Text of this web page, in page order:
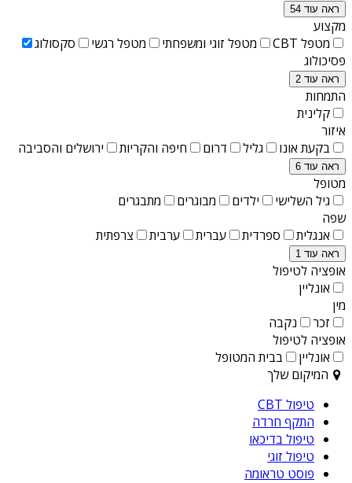
ראה עוד 54
מקצוע
מטפל CBT
מטפל זוגי ומשפחתי מטפל רגשי
סקסולוג
פסיכולוג
ראה עוד 2
התמחות
קלינית
איזור
בקעת אונו
גליל דרום חיפה והקריות ירושלים והסביבה
ראה עוד 6
מטופל
גיל השלישי
ילדים מבוגרים
מתבגרים
שפה
אנגלית
ספרדית עברית ערבית צרפתית
ראה עוד 1
אופציה לטיפול
אונליין
מין
זכר
נקבה
אופציה לטיפול
אונליין
בבית המטופל
המיקום שלך
טיפול CBT
התקף חרדה
טיפול בדיכאו
טיפול זוגי
פוסט טראומה